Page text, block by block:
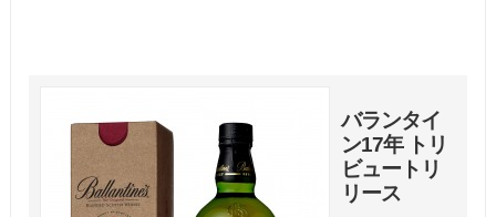
バランタイ
ン17年 トリ
ビュートリ
リース